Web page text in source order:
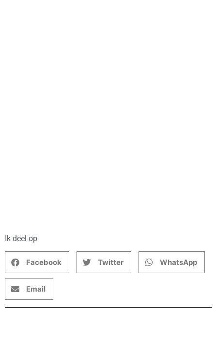
Ik deel op
Facebook Twitter WhatsApp
Email